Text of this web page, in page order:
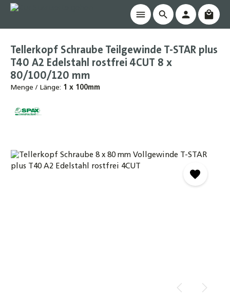
springen
Tellerkopf Schraube Teilgewinde T-STAR plus
T40 A2 Edelstahl rostfrei 4CUT 8 x
80/100/120 mm
Menge / Länge: 1 x 100mm
Bildergalerie überspringen